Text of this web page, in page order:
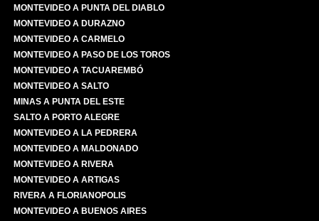
MONTEVIDEO A PUNTA DEL DIABLO
MONTEVIDEO A DURAZNO
MONTEVIDEO A CARMELO
MONTEVIDEO A PASO DE LOS TOROS
MONTEVIDEO A TACUAREMBÓ
MONTEVIDEO A SALTO
MINAS A PUNTA DEL ESTE
SALTO A PORTO ALEGRE
MONTEVIDEO A LA PEDRERA
MONTEVIDEO A MALDONADO
MONTEVIDEO A RIVERA
MONTEVIDEO A ARTIGAS
RIVERA A FLORIANOPOLIS
MONTEVIDEO A BUENOS AIRES